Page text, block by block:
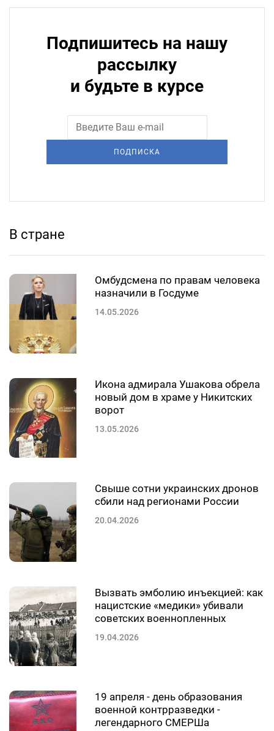
Подпишитесь на нашу
рассылку
и будьте в курсе
ПОДПИСКА
В стране
Омбудсмена по правам человека
назначили в Госдуме
14.05.2026
Икона адмирала Ушакова обрела
новый дом в храме у Никитских
ворот
13.05.2026
Свыше сотни украинских дронов
сбили над регионами России
20.04.2026
Вызвать эмболию инъекцией: как
нацистские «медики» убивали
советских военнопленных
19.04.2026
19 апреля - день образования
военной контрразведки -
легендарного СМЕРШа